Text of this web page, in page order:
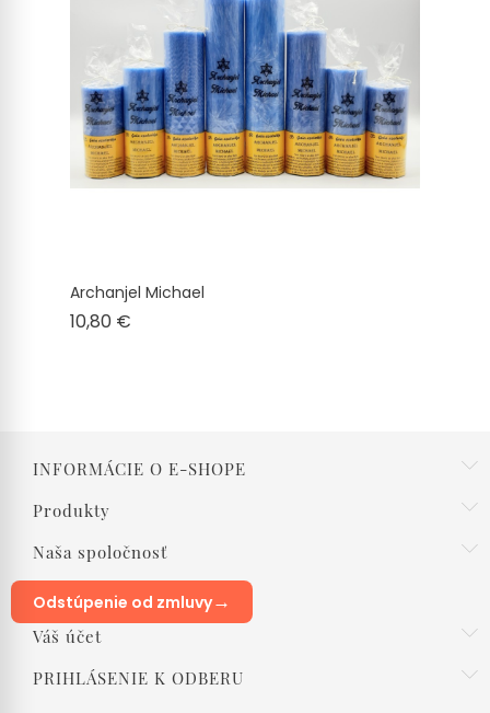
Archanjel Michael
10,80 €
INFORMÁCIE O E-SHOPE
Produkty
Naša spoločnosť
Odstúpenie od zmluvy→
Váš účet
PRIHLÁSENIE K ODBERU